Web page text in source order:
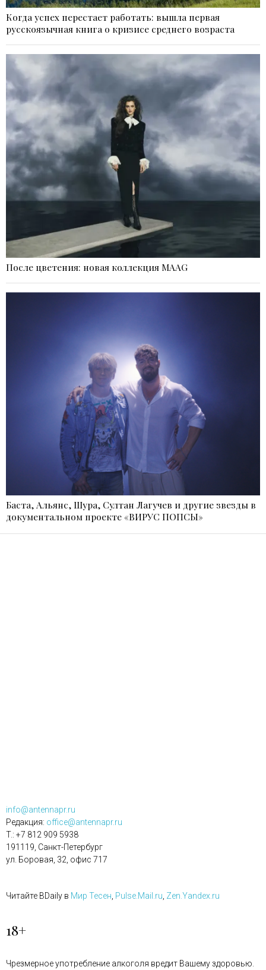
Когда успех перестает работать: вышла первая
русскоязычная книга о кризисе среднего возраста
После цветения: новая коллекция MAAG
Баста, Альянс, Шура, Султан Лагучев и другие звезды в
документальном проекте «ВИРУС ПОПСЫ»
info@antennapr.ru
Редакция: office@antennapr.ru
T.: +7 812 909 5938
191119, Санкт-Петербург
ул. Боровая, 32, офис 717
Читайте BDaily в Мир Тесен Pulse.Mail.ru Zen.Yandex.ru
18+
Чрезмерное употребление алкоголя вредит Вашему здоровью.